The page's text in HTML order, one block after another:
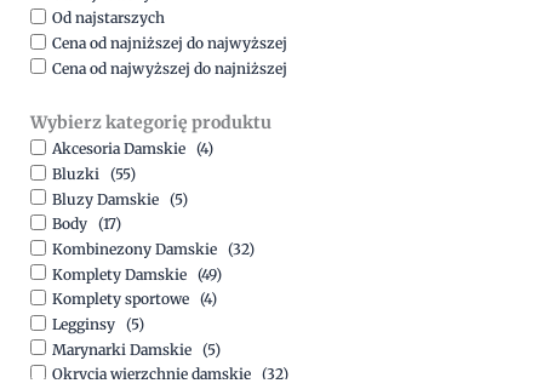
Od najstarszych
Cena od najniższej do najwyższej
Cena od najwyższej do najniższej
Wybierz kategorię produktu
Akcesoria Damskie (4)
Bluzki (55)
Bluzy Damskie (5)
Body (17)
Kombinezony Damskie (32)
Komplety Damskie (49)
Komplety sportowe (4)
Legginsy (5)
Marynarki Damskie (5)
Okrycia wierzchnie damskie (32)